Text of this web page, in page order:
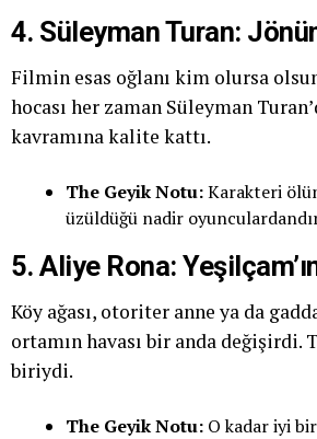
4. Süleyman Turan:
Filmin esas oğlanı kim olursa
hocası her zaman Süleyman
kavramına kalite kattı.
The Geyik Notu:Karakteri
üzüldüğü nadir
5. Aliye Rona:
Köy ağası, otoriter anne ya da
ortamın havası bir anda değişirdi.
biriydi.
The Geyik Notu: O kadar iyi